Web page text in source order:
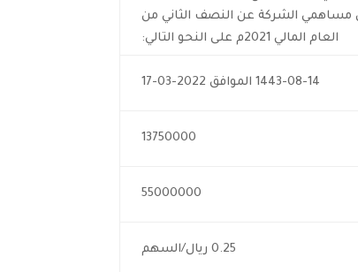
على مساهمي الشركة عن النصف الثاني من
العام المالي 2021م على النحو التالي:
1443-08-14 الموافق 2022-03-17
13750000
55000000
0.25 ريال/السهم